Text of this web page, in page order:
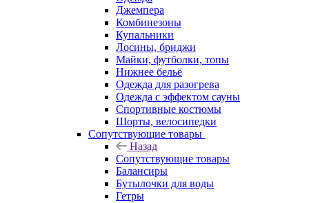
Джемпера
Комбинезоны
Купальники
Лосины, бриджи
Майки, футболки, топы
Нижнее бельё
Одежда для разогрева
Одежда с эффектом сауны
Спортивные костюмы
Шорты, велосипедки
Сопутствующие товары
Назад
Сопутствующие товары
Балансиры
Бутылочки для воды
Гетры